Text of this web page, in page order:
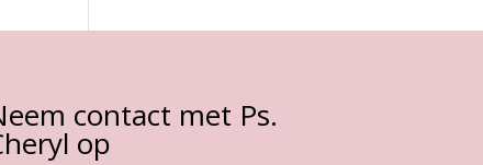
contact met Ps.
op